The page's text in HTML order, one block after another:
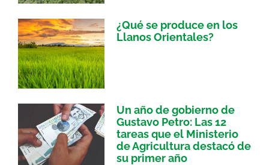
¿Qué se produce en los
Llanos Orientales?
Un año de gobierno de
Gustavo Petro: Las 12
tareas que el Ministerio
de Agricultura destacó de
su primer año